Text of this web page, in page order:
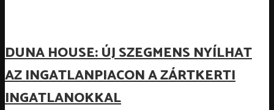
DUNA HOUSE: ÚJ SZEGMENS NYÍLHAT
AZ INGATLANPIACON A ZÁRTKERTI
INGATLANOKKAL